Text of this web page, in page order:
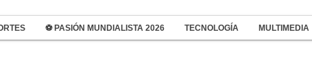
⚽ PASIÓN MUNDIALISTA 2026 TECNOLOGÍA MULTIMEDIA